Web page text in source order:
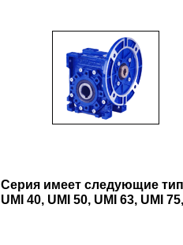
Серия имеет следующие
UMI 40, UMI 50, UMI 63, UMI